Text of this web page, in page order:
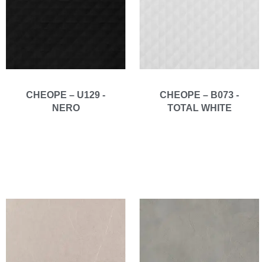
CHEOPE – U129 -
NERO
CHEOPE – B073 -
TOTAL WHITE